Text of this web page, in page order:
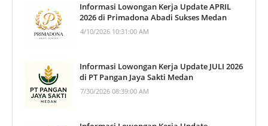
Informasi Lowongan Kerja Update APRIL
2026 di Primadona Abadi Sukses Medan
4/10/2026 10:31:00 AM
Informasi Lowongan Kerja Update JULI 2026
di PT Pangan Jaya Sakti Medan
7/30/2026 08:39:00 AM